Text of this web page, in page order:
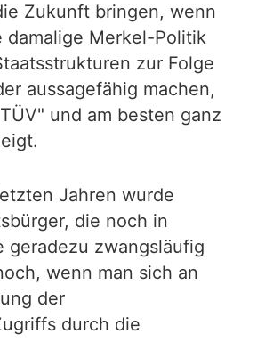
Zukunft bringen, wenn
damalige Merkel-Politik
zur Folge
aussagefähig machen,
und am besten ganz
Jahren wurde
die noch in
geradezu zwangsläufig
wenn man sich an
der
durch die